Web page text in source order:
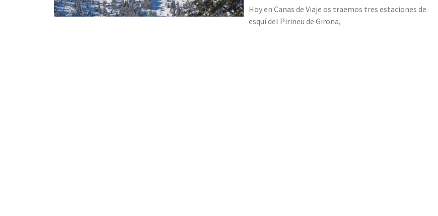
Hoy en Canas de Viaje os traemos tres estaciones de
esquí del Pirineu de Girona,